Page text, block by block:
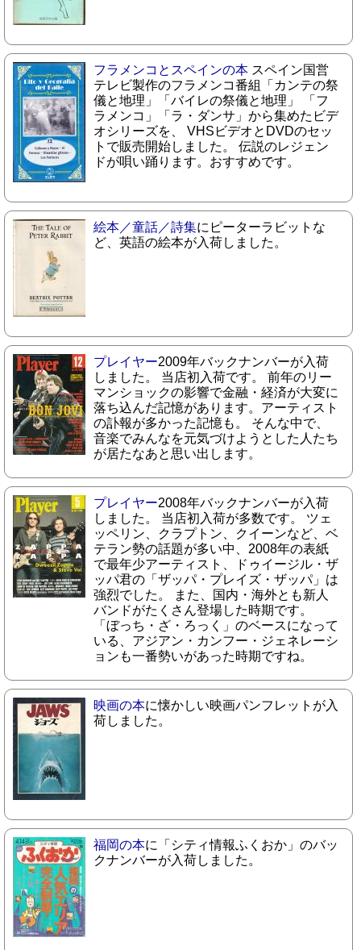
フラメンコとスペインの本 スペイン国営
テレビ製作のフラメンコ番組「カンテの祭
儀と地理」「バイレの祭儀と地理」 「フ
ラメンコ」「ラ・ダンサ」から集めたビデ
オシリーズを、 VHSビデオとDVDのセッ
トで販売開始しました。 伝説のレジェン
ドが唄い踊ります。おすすめです。
絵本／童話／詩集にピーターラビットな
ど、英語の絵本が入荷しました。
プレイヤー2009年バックナンバーが入荷
しました。 当店初入荷です。 前年のリー
マンショックの影響で金融・経済が大変に
落ち込んだ記憶があります。アーティスト
の訃報が多かった記憶も。 そんな中で、
音楽でみんなを元気づけようとした人たち
が居たなあと思い出します。
プレイヤー2008年バックナンバーが入荷
しました。 当店初入荷が多数です。 ツェ
ッペリン、クラプトン、クイーンなど、ベ
テラン勢の話題が多い中、2008年の表紙
で最年少アーティスト、ドゥイージル・ザ
ッパ君の「ザッパ・プレイズ・ザッパ」は
強烈でした。 また、国内・海外とも新人
バンドがたくさん登場した時期です。
「ぼっち・ざ・ろっく」のベースになって
いる、アジアン・カンフー・ジェネレーシ
ョンも一番勢いがあった時期ですね。
映画の本に懐かしい映画パンフレットが入
荷しました。
福岡の本に「シティ情報ふくおか」のバッ
クナンバーが入荷しました。